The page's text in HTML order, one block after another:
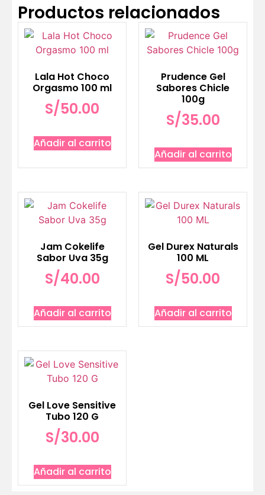
Productos relacionados
Lala Hot Choco
Orgasmo 100 ml
S/50.00
Añadir al carrito
Prudence Gel
Sabores Chicle
100g
S/35.00
Añadir al carrito
Jam Cokelife
Sabor Uva 35g
S/40.00
Añadir al carrito
Gel Durex Naturals
100 ML
S/50.00
Añadir al carrito
Gel Love Sensitive
Tubo 120 G
S/30.00
Añadir al carrito